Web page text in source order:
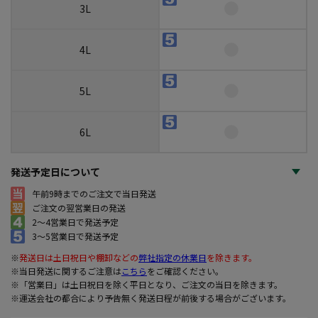
3L
4L
5L
6L
発送予定日について
午前9時までのご注文で当日発送
ご注文の翌営業日の発送
2～4営業日で発送予定
3～5営業日で発送予定
※発送日は土日祝日や棚卸などの弊社指定の休業日を除きます。
※当日発送に関するご注意はこちらをご確認ください。
※「営業日」は土日祝日を除く平日となり、ご注文の当日を除きます。
※運送会社の都合により予告無く発送日程が前後する場合がございます。